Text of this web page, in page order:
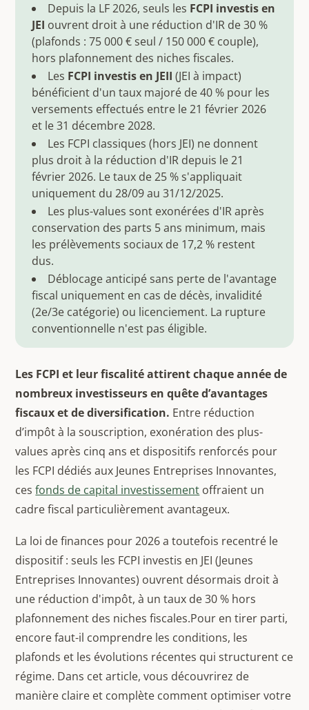
Depuis la LF 2026, seuls les FCPI investis en
JEI ouvrent droit à une réduction d'IR de 30 %
(plafonds : 75 000 € seul / 150 000 € couple),
hors plafonnement des niches fiscales.
Les FCPI investis en JEII (JEI à impact)
bénéficient d'un taux majoré de 40 % pour les
versements effectués entre le 21 février 2026
et le 31 décembre 2028.
Les FCPI classiques (hors JEI) ne donnent
plus droit à la réduction d'IR depuis le 21
février 2026. Le taux de 25 % s'appliquait
uniquement du 28/09 au 31/12/2025.
Les plus-values sont exonérées d'IR après
conservation des parts 5 ans minimum, mais
les prélèvements sociaux de 17,2 % restent
dus.
Déblocage anticipé sans perte de l'avantage
fiscal uniquement en cas de décès, invalidité
(2e/3e catégorie) ou licenciement. La rupture
conventionnelle n'est pas éligible.
Les FCPI et leur fiscalité attirent chaque année de
nombreux investisseurs en quête d’avantages
fiscaux et de diversification. Entre réduction
d’impôt à la souscription, exonération des plus-
values après cinq ans et dispositifs renforcés pour
les FCPI dédiés aux Jeunes Entreprises Innovantes,
cesfonds de capital investissement offraient un
cadre fiscal particulièrement avantageux.
La loi de finances pour 2026 a toutefois recentré le
dispositif : seuls les FCPI investis en JEI (Jeunes
Entreprises Innovantes) ouvrent désormais droit à
une réduction d'impôt, à un taux de 30 % hors
plafonnement des niches fiscales.Pour en tirer parti,
encore faut-il comprendre les conditions, les
plafonds et les évolutions récentes qui structurent ce
régime. Dans cet article, vous découvrirez de
manière claire et complète comment optimiser votre